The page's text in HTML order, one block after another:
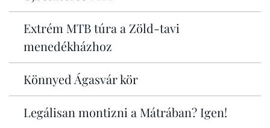
Extrém MTB túra a Zöld-tavi
menedékházhoz
Könnyed Ágasvár kör
Legálisan montizni a Mátrában? Igen!